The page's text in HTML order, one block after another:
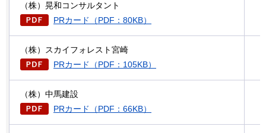
（株）晃和コンサルタント
PRカード（PDF：80KB）
（株）スカイフォレスト宮崎
PRカード（PDF：105KB）
（株）中馬建設
PRカード（PDF：66KB）